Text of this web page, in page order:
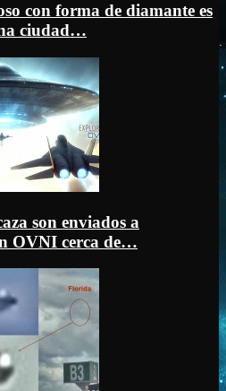
con forma de diamante es
ciudad…
son enviados a
OVNI cerca de…